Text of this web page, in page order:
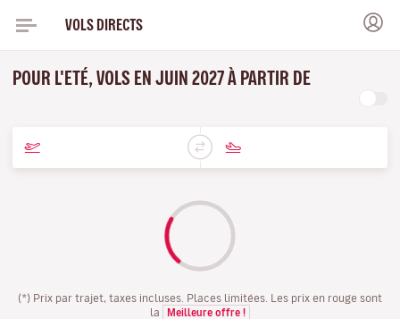
VOLS DIRECTS
POUR L'ETÉ, VOLS EN JUIN 2027 À PARTIR DE
(*) Prix par trajet, taxes incluses. Places limitées. Les prix en rouge sont
la
Meilleure offre !